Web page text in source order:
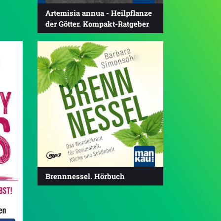
Artemisia annua - Heilpflanze
der Götter. Kompakt-Ratgeber
Brennnessel. Hörbuch